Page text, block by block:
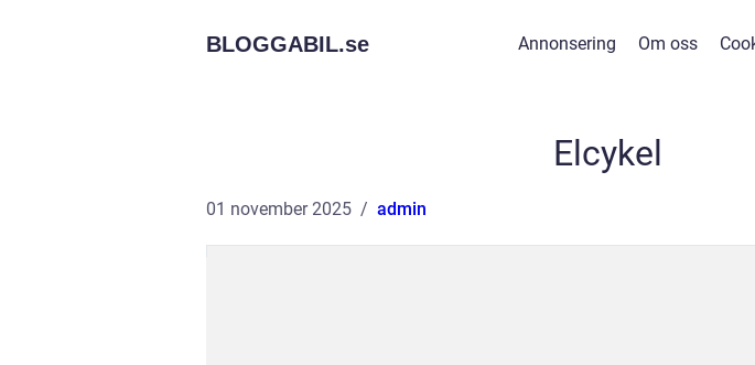
BLOGGABIL.se Annonsering Om oss
Elcykel
01 november 2025 admin